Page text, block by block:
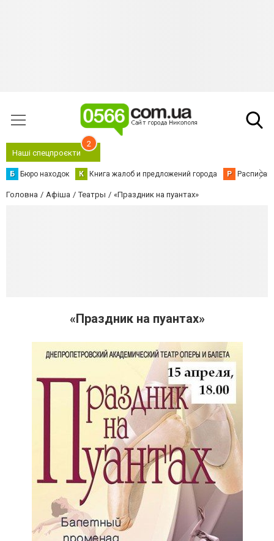
Наші спецпроєкти
2
Б Бюро находок К Книга жалоб и предложений города Р
Головна Афіша Театры «Праздник на пуантах»
«Праздник на пуантах»